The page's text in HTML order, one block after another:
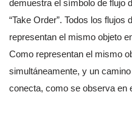
demuestra el símbolo de flujo
“Take Order”. Todos los flujos
representan el mismo objeto
Como representan el mismo
simultáneamente, y un
conecta, como se observa en